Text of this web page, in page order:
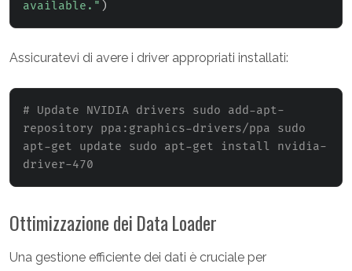
available." )
Assicuratevi di avere i driver appropriati installati:
# Update NVIDIA drivers sudo add-apt-
repository ppa:graphics-drivers/ppa sudo
apt-get update sudo apt-get install nvidia-
driver-470
Ottimizzazione dei Data Loader
Una gestione efficiente dei dati è cruciale per